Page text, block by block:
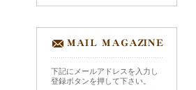
下記にメールアドレスを入力し
登録ボタンを押して下さい。